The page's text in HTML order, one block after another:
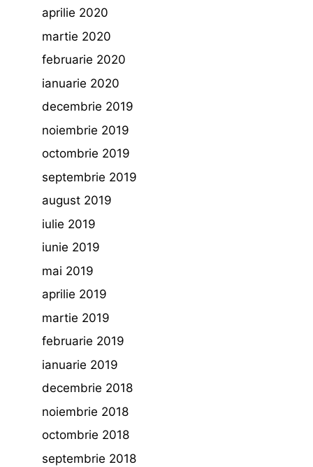
aprilie 2020
martie 2020
februarie 2020
ianuarie 2020
decembrie 2019
noiembrie 2019
octombrie 2019
septembrie 2019
august 2019
iulie 2019
iunie 2019
mai 2019
aprilie 2019
martie 2019
februarie 2019
ianuarie 2019
decembrie 2018
noiembrie 2018
octombrie 2018
septembrie 2018